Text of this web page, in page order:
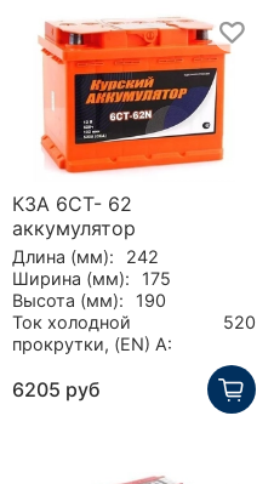
КЗА 6СТ- 62
аккумулятор
Длина (мм):
242
Ширина (мм):
175
Высота (мм):
190
Ток холодной
прокрутки, (EN) А:
520
6205 руб